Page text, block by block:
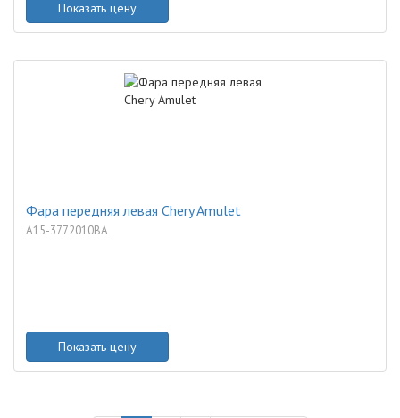
Показать цену
Фара передняя левая Chery Amulet
A15-3772010BA
Показать цену